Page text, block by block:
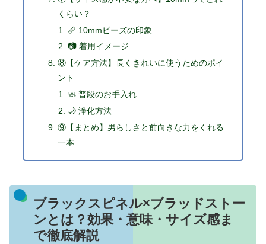
くらい？
📏 10mmビーズの印象
📷 着用イメージ
⑧【ケア方法】長くきれいに使うためのポイ
ント
🧼 普段のお手入れ
🌙 浄化方法
⑨【まとめ】男らしさと前向きな力をくれる
一本
ブラックスピネル×ブラッドストー
ンとは？効果・意味・サイズ感ま
で徹底解説